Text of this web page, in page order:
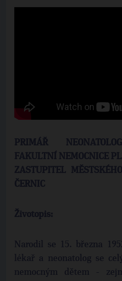
PRIMÁŘ
FAKULTNÍ NEMOCNICE
ZASTUPITEL
ČERNIC
Životopis:
Narodil se
15. března
lékař a neonatolog se
nemocným dětem -